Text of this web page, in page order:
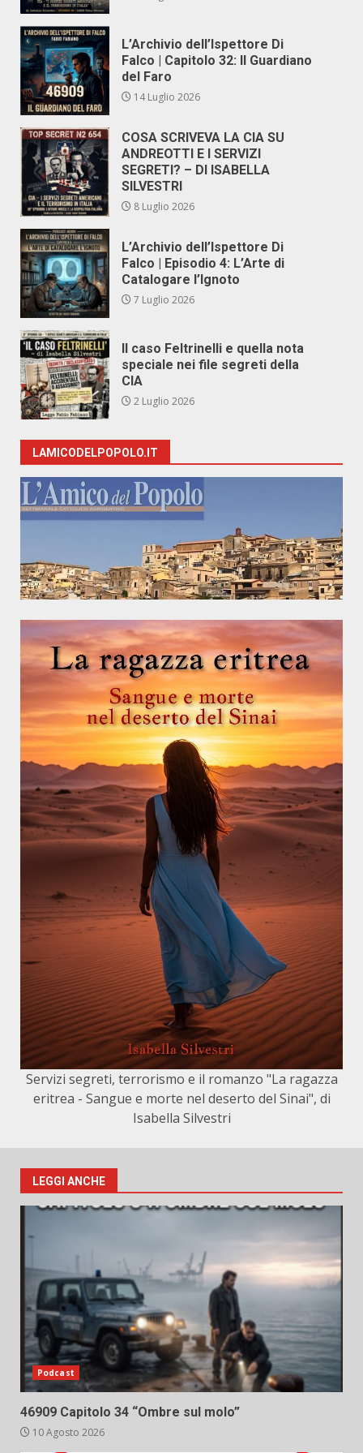
L’Archivio dell’Ispettore Di
Falco | Capitolo 32: Il Guardiano
del Faro
14 Luglio 2026
COSA SCRIVEVA LA CIA SU
ANDREOTTI E I SERVIZI
SEGRETI? – DI ISABELLA
SILVESTRI
8 Luglio 2026
L’Archivio dell’Ispettore Di
Falco | Episodio 4: L’Arte di
Catalogare l’Ignoto
7 Luglio 2026
Il caso Feltrinelli e quella nota
speciale nei file segreti della
CIA
2 Luglio 2026
LAMICODELPOPOLO.IT
Servizi segreti, terrorismo e il romanzo "La ragazza
eritrea - Sangue e morte nel deserto del Sinai", di
Isabella Silvestri
LEGGI ANCHE
Podcast
46909 Capitolo 34 “Ombre sul molo”
10 Agosto 2026